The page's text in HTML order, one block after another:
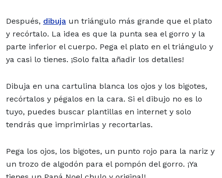
Después, dibuja un triángulo más grande que el plato
y recórtalo. La idea es que la punta sea el gorro y la
parte inferior el cuerpo. Pega el plato en el triángulo y
ya casi lo tienes. ¡Solo falta añadir los detalles!
Dibuja en una cartulina blanca los ojos y los bigotes,
recórtalos y pégalos en la cara. Si el dibujo no es lo
tuyo, puedes buscar plantillas en internet y solo
tendrás que imprimirlas y recortarlas.
Pega los ojos, los bigotes, un punto rojo para la nariz y
un trozo de algodón para el pompón del gorro. ¡Ya